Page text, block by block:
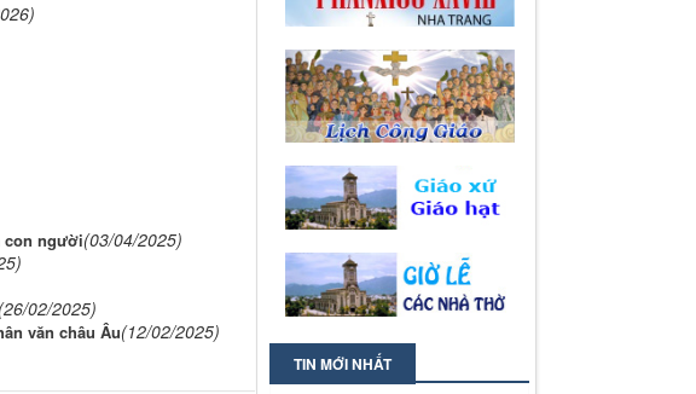
con người(03/04/2025)
(26/02/2025)
văn châu Âu(12/02/2025)
TIN MỚI NHẤT